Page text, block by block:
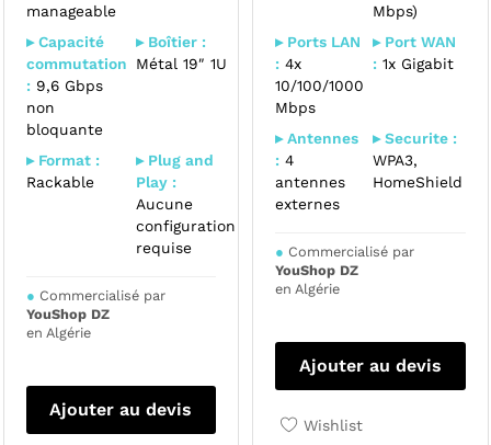
manageable
▸ Capacité
commutation
:9,6 Gbps
non
bloquante
▸ Boîtier :
Métal 19″ 1U
▸ Format :
Rackable
▸ Plug and
Play :
Aucune
configuration
requise
● Commercialisé par
YouShop DZ
en Algérie
Ajouter au devis
Mbps)
▸ Ports LAN
: 4x
10/100/1000
Mbps
▸ Port WAN
: 1x Gigabit
▸ Antennes
: 4
antennes
externes
▸ Securite :
WPA3,
HomeShield
● Commercialisé par
YouShop DZ
en Algérie
Ajouter au devis
Wishlist